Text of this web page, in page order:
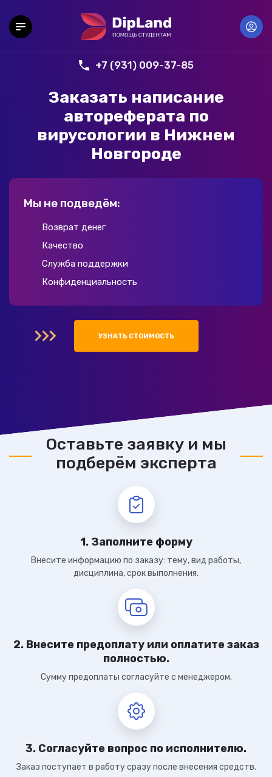
+7 (931) 009-37-85
Заказать написание
автореферата по
вирусологии в Нижнем
Новгороде
Мы не подведём:
Возврат денег
Качество
Служба поддержки
Конфиденциальность
УЗНАТЬ СТОИМОСТЬ
Оставьте заявку и мы
подберём эксперта
1. Заполните форму
Внесите информацию по заказу: тему, вид работы,
дисциплина, срок выполнения.
2. Внесите предоплату или оплатите заказ
полностью.
Сумму предоплаты согласуйте с менеджером.
3. Согласуйте вопрос по исполнителю.
Заказ поступает в работу сразу после внесения средств.